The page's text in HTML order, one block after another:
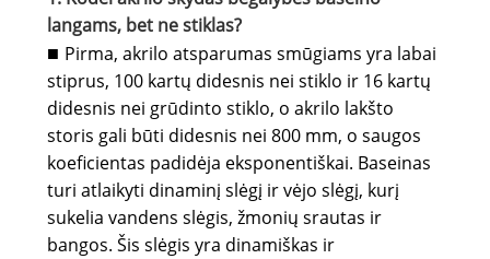
langams, bet ne stiklas?
■ Pirma, akrilo atsparumas smūgiams yra labai
stiprus, 100 kartų didesnis nei stiklo ir 16 kartų
didesnis nei grūdinto stiklo, o akrilo lakšto
storis gali būti didesnis nei 800 mm, o saugos
koeficientas padidėja eksponentiškai. Baseinas
turi atlaikyti dinaminį slėgį ir vėjo slėgį, kurį
sukelia vandens slėgis, žmonių srautas ir
bangos. Šis slėgis yra dinamiškas ir